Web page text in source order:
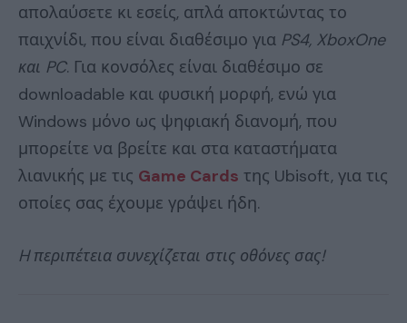
απολαύσετε κι εσείς, απλά αποκτώντας το
παιχνίδι, που είναι διαθέσιμο για PS4, XboxOne
και PC. Για κονσόλες είναι διαθέσιμο σε
downloadable και φυσική μορφή, ενώ για
Windows μόνο ως ψηφιακή διανομή, που
μπορείτε να βρείτε και στα καταστήματα
λιανικής με τις Game Cards της Ubisoft, για τις
οποίες σας έχουμε γράψει ήδη.
H περιπέτεια συνεχίζεται στις οθόνες σας!